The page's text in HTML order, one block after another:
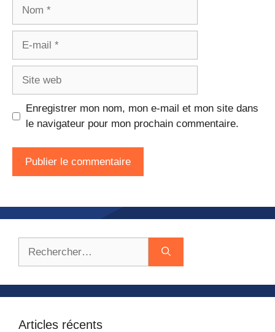
Enregistrer mon nom, mon e-mail et mon site dans
le navigateur pour mon prochain commentaire.
Articles récents